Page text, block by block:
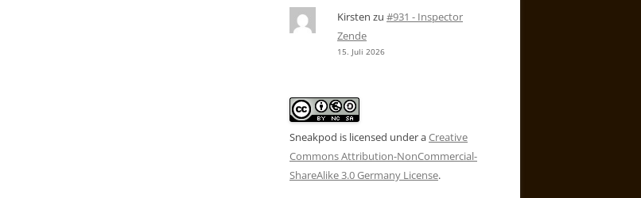
Kirsten zu #931 - Inspector
Zende
15. Juli 2026
Sneakpod is licensed under aCreative
Commons Attribution-NonCommercial-
ShareAlike 3.0 Germany License.